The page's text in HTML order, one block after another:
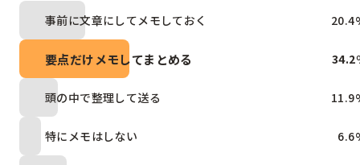
事前に文章にしてメモしておく 20.4
要点だけメモしてまとめる 34.2
頭の中で整理して送る 11.9
特にメモはしない 6.6